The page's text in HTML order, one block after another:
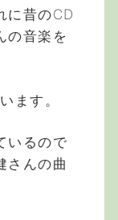
に昔のCD
の音楽を
ます。
いるので
さんの曲